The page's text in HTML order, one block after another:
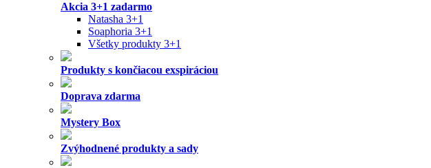
Akcia 3+1 zadarmo
Natasha 3+1
Soaphoria 3+1
Všetky produkty 3+1
Produkty s končiacou exspiráciou
Doprava zdarma
Mystery Box
Zvýhodnené produkty a sady